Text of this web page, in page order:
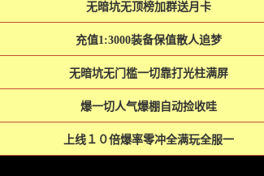
无暗坑无顶榜加群送月卡
充值1:3000装备保值散人追梦
无暗坑无门槛一切靠打光柱满屏
爆一切人气爆棚自动捡收哇
上线１０倍爆率零冲全满玩全服一